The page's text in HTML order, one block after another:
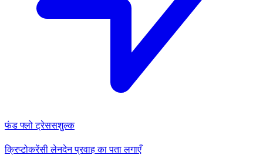
फंड फ्लो ट्रेससशुल्क
क्रिप्टोकरेंसी लेनदेन प्रवाह का पता लगाएँ